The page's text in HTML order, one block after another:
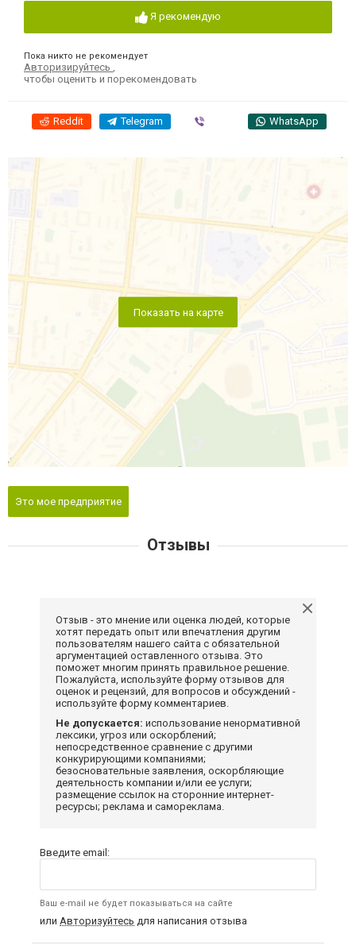
Я рекомендую
Пока никто не рекомендует
Авторизируйтесь
чтобы оценить и порекомендовать
Reddit Telegram WhatsApp
Показать на карте
Это мое предприятие
Отзывы
Отзыв - это мнение или оценка людей, которые
хотят передать опыт или впечатления другим
пользователям нашего сайта с обязательной
аргументацией оставленного отзыва. Это
поможет многим принять правильное решение.
Пожалуйста, используйте форму отзывов для
оценок и рецензий, для вопросов и обсуждений -
используйте форму комментариев.
Не допускается: использование ненормативной
лексики, угроз или оскорблений;
непосредственное сравнение с другими
конкурирующими компаниями;
безосновательные заявления, оскорбляющие
деятельность компании и/или ее услуги;
размещение ссылок на сторонние интернет-
ресурсы; реклама и самореклама.
Введите email:
Ваш e-mail не будет показываться на сайте
или Авторизуйтесь для написания отзыва